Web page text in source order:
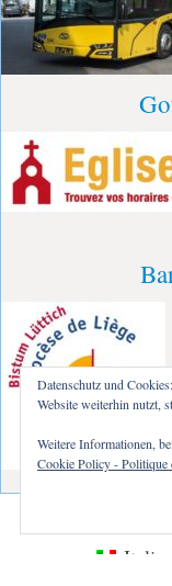
Italiano
Datenschutz und
Website weiterhin nutzt,
Weitere Informationen,
Cookie Policy - Politique